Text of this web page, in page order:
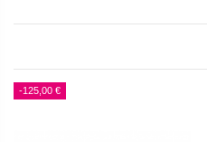
-125,00 €